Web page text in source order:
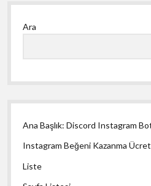
Yan
Menü
Ara
Ana Başlık: Discord Instagram
Instagram Beğeni Kazanma
Liste